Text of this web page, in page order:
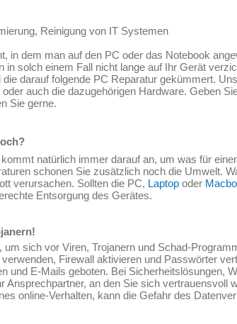
Reinigung von IT Systemen
in dem man auf den PC oder das Notebook
in solch einem Fall nicht lange auf Ihr Gerät
darauf folgende PC Reparatur gekümmert.
oder auch die dazugehörigen Hardware. Geben
Sie gerne.
natürlich immer darauf an, um was für
schonen Sie zusätzlich noch die Umwelt.
verursachen. Sollten die PC, Laptop oder
Entsorgung des Gerätes.
sich vor Viren, Trojanern und Schad-
Firewall aktivieren und Passwörter
und E-Mails geboten. Bei Sicherheitslösungen,
Ansprechpartner, an den Sie sich vertrauensvoll
online-Verhalten, kann die Gefahr des